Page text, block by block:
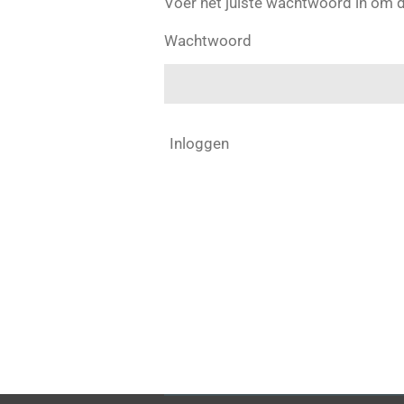
Wachtwoord
Inloggen